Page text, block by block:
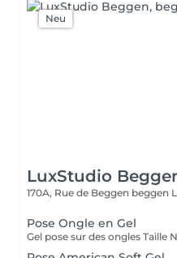
Neu
LuxStudio
170A, Rue de Beggen beggen
Pose Ongle en Gel
Gel pose sur des ongles Taille